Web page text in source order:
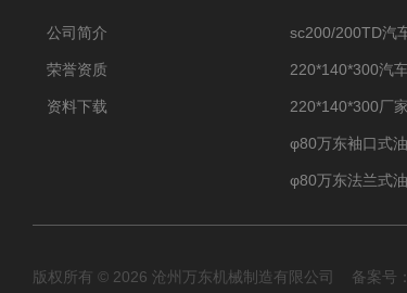
公司简介
荣誉资质
资料下载
版权所有 © 2026 沧州万东机械制造有限公司 备案号：